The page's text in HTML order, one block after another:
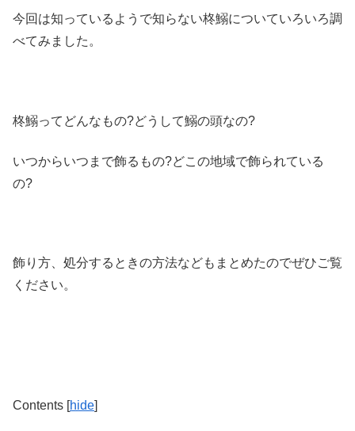
今回は知っているようで知らない柊鰯についていろいろ調
べてみました。
柊鰯ってどんなもの?どうして鰯の頭なの?
いつからいつまで飾るもの?どこの地域で飾られている
の?
飾り方、処分するときの方法などもまとめたのでぜひご覧
ください。
Contents [hide]